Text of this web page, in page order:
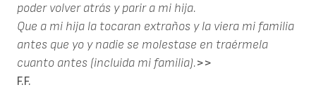
poder volver atrás y parir a mi hija.
Que a mi hija la tocaran extraños y la viera mi familia
antes que yo y nadie se molestase en traérmela
cuanto antes (incluida mi familia).>>
F.F.